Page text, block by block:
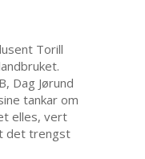
Torill
Dag Jørund
tankar om
elles, vert
det trengst